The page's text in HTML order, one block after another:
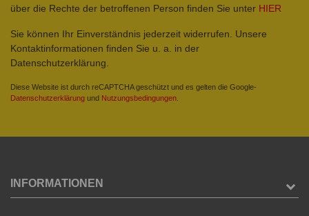
über die Rechte der betroffenen Person finden Sie unter HIER
Sie können Ihr Einverständnis jederzeit widerrufen. Unsere
Kontaktinformationen finden Sie u. a. in der
Datenschutzerklärung.
Diese Website ist durch reCAPTCHA geschützt und es gelten die Google-
Datenschutzerklärung und Nutzungsbedingungen
INFORMATIONEN